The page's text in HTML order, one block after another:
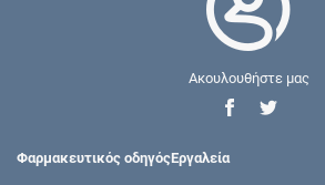
Ακουλουθήστε μας
Φαρμακευτικός οδηγόςΕργαλεία